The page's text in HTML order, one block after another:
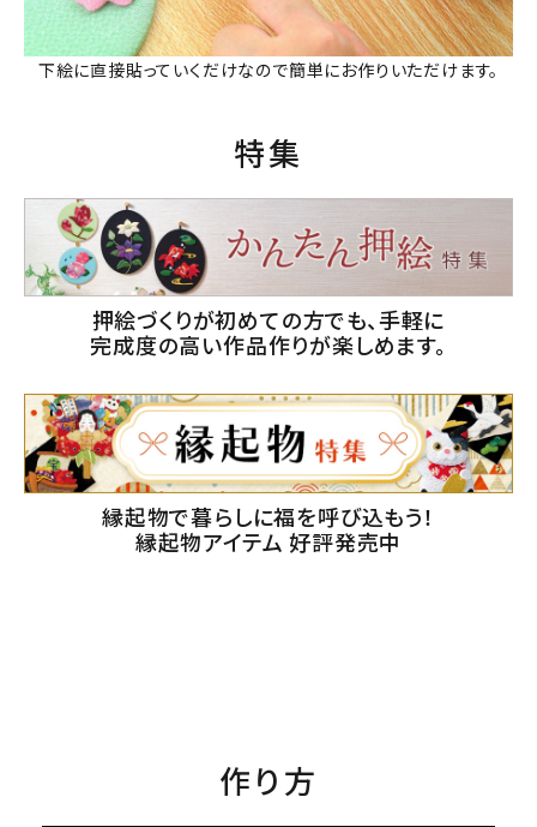
下絵に直接貼っていくだけなので簡単にお作りいただけます。
特集
押絵づくりが初めての方でも、手軽に
完成度の高い作品作りが楽しめます。
縁起物で暮らしに福を呼び込もう！
縁起物アイテム 好評発売中
作り方